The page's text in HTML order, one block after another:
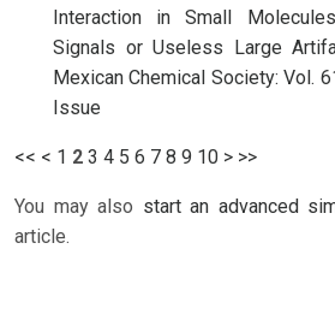
Interaction in Small
Signals or Useless Large
Mexican Chemical Society: Vol.
Issue
<< < 1 2 3 4 5 6 7 8 9 10 > >>
You may also start an advanced
article.